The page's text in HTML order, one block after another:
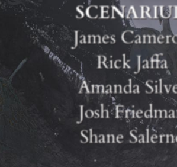
James
Rick Jaffa
Amanda
Josh
Shane